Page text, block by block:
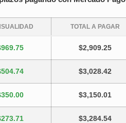
TOTAL A PAGAR
$2,909.25
$3,028.42
$3,150.01
$3,284.54